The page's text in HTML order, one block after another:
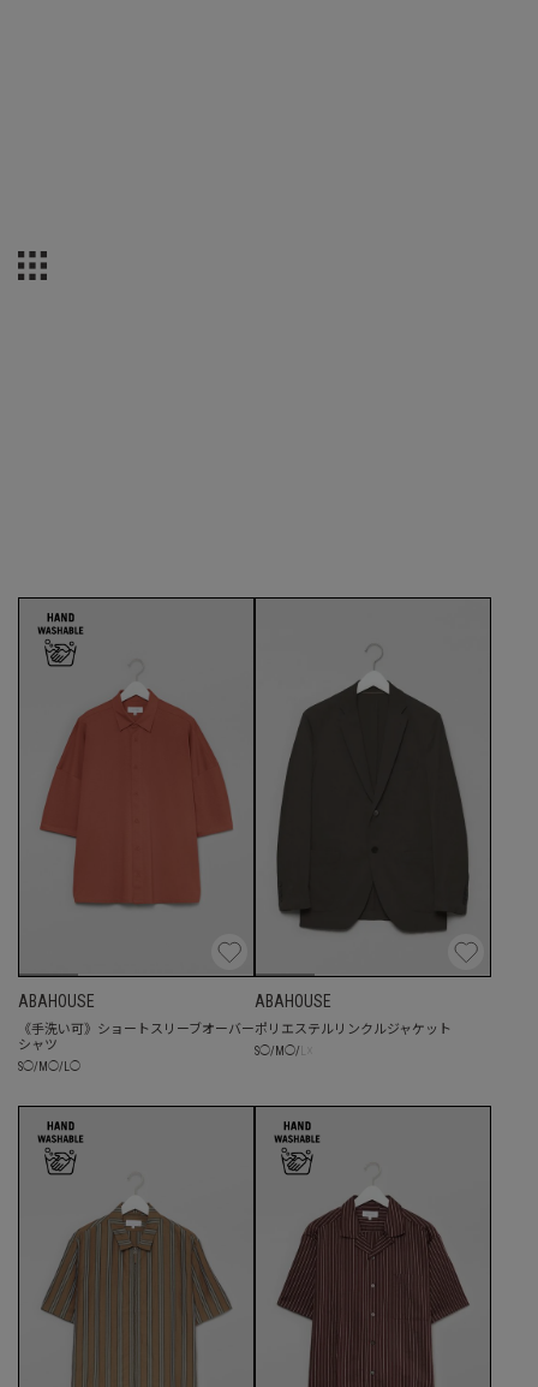
ABAHOUSE
《手洗い可》ショートスリーブオーバー
シャツ
S◯/ M ◯/ ◯
ABAHOUSE
ポリエステルリンクルジャケット
S◯/ M ◯/